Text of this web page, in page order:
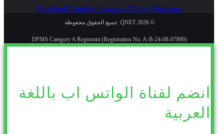
FacebookYoutube Instagram Tiktok Whatsapp
© 2026 QNET. جميع الحقوق محفوظة.
DPMS Category A Registrant (Registration No. A-B-24-08-07890)
انضم لقناة الواتس اب باللغة
العربية